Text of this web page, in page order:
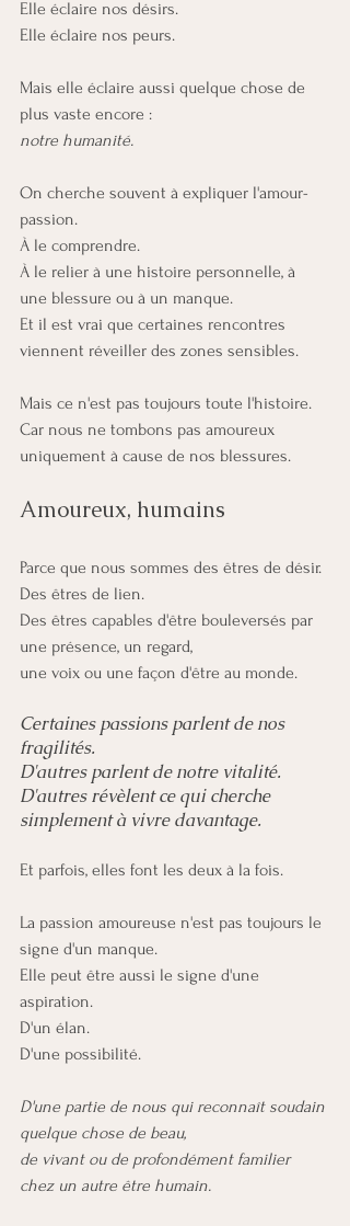
Elle éclaire nos désirs.
Elle éclaire nos peurs.
Mais elle éclaire aussi quelque chose de
plus vaste encore :
notre humanité.
On cherche souvent à expliquer l'amour-
passion.
À le comprendre.
À le relier à une histoire personnelle, à
une blessure ou à un manque.
Et il est vrai que certaines rencontres
viennent réveiller des zones sensibles.
Mais ce n'est pas toujours toute l'histoire.
Car nous ne tombons pas amoureux
uniquement à cause de nos blessures.
Amoureux, humains
Parce que nous sommes des êtres de désir.
Des êtres de lien.
Des êtres capables d'être bouleversés par
une présence, un regard,
une voix ou une façon d'être au monde.
Certaines passions parlent de nos
fragilités.
D'autres parlent de notre vitalité.
D'autres révèlent ce qui cherche
simplement à vivre davantage.
Et parfois, elles font les deux à la fois.
La passion amoureuse n'est pas toujours le
signe d'un manque.
Elle peut être aussi le signe d'une
aspiration.
D'un élan.
D'une possibilité.
D'une partie de nous qui reconnaît soudain
quelque chose de beau,
de vivant ou de profondément familier
chez un autre être humain.